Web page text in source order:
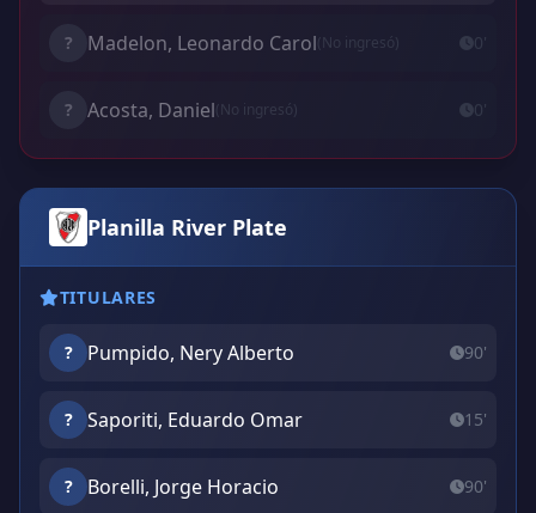
? Madelon, Leonardo Carol(No ingresó) 0'
? Acosta, Daniel(No ingresó) 0'
Planilla River Plate
TITULARES
? Pumpido, Nery Alberto 90'
? Saporiti, Eduardo Omar 15'
? Borelli, Jorge Horacio 90'